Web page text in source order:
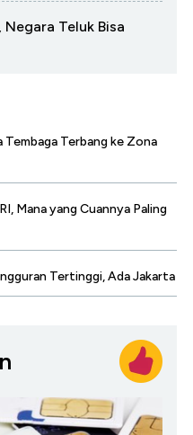
Teluk Bisa
Terbang ke Zona
Mana yang Cuannya Paling
Tertinggi, Ada Jakarta